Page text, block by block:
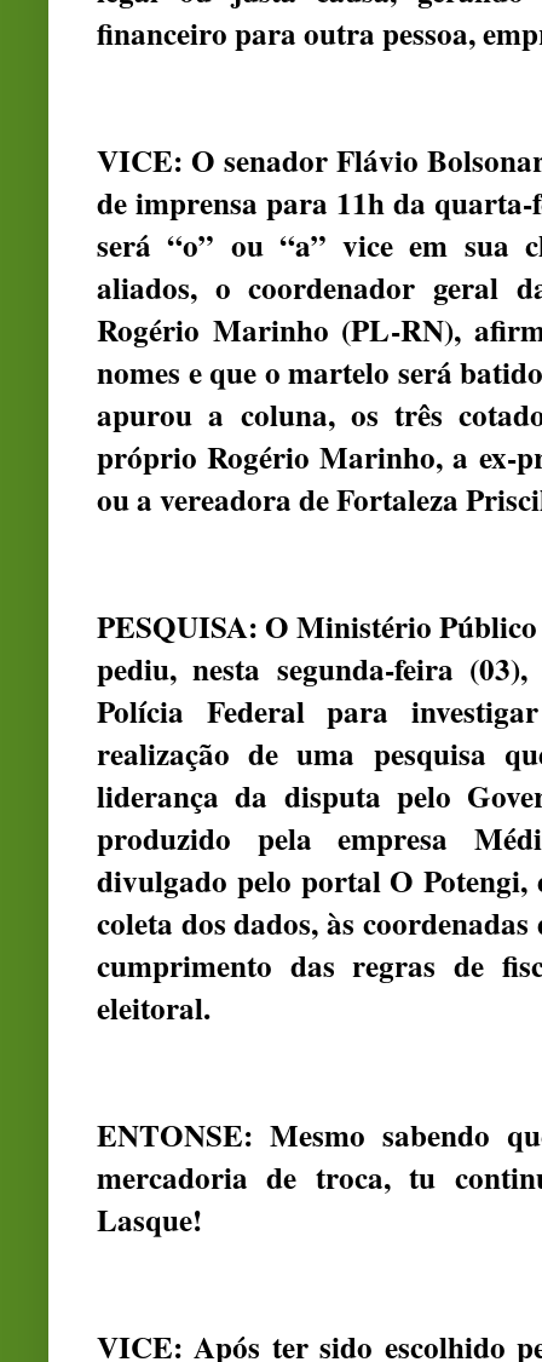
financeiro para outra pessoa,
VICE: O senador Flávio
de imprensa para 11h da
será “o” ou “a” vice em sua
aliados, o coordenador geral
Rogério Marinho (PL-RN),
nomes e que o martelo será
apurou a coluna, os três
próprio Rogério Marinho, a ex-
ou a vereadora de Fortaleza
PESQUISA: O Ministério
pediu, nesta segunda-feira
Polícia Federal para
realização de uma pesquisa
liderança da disputa pelo
produzido pela empresa
divulgado pelo portal O Potengi,
coleta dos dados, às
cumprimento das regras de
eleitoral.
ENTONSE: Mesmo sabendo
mercadoria de troca, tu
Lasque!
VICE: Após ter sido escolhido